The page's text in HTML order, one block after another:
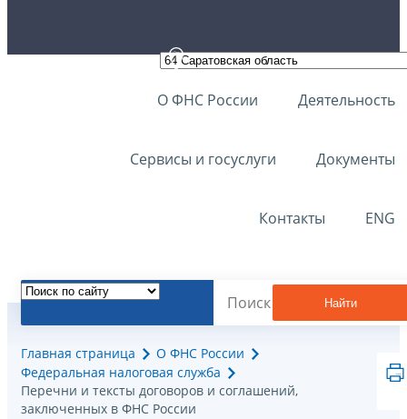
О ФНС России Деятельность
Сервисы и госуслуги Документы
Контакты ENG
Найти
Главная страница
О ФНС России
Федеральная налоговая служба
Перечни и тексты договоров и соглашений,
заключенных в ФНС России